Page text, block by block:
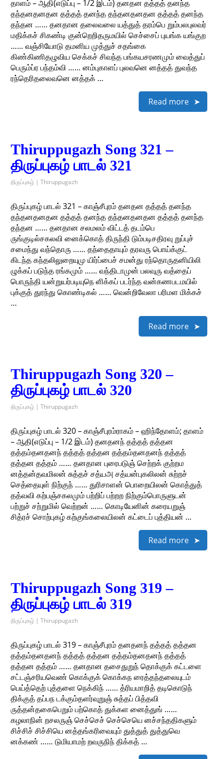
தாளம் – ஆதி(எடுப்பு – 1/2 இடம்) தனதன தத்தத் தனந்த
தந்தனதனதன தத்தத் தனந்த தந்தனதனதன தத்தத் தனந்த
தந்தன …… தனதான தலைவலை யத்துத் தரம்பெ றும்பலபுலவர்
மதிக்கச் சிகண்டி குன்றெறிதருமயில் செச்சைப் புயங்க யங்குற
…… வஞ்சியோடு தமனிய முத்துச் சதங்கை
கிண்கிணிதழுவிய செக்கச் சிவந்த பங்கயசரணமும் வைத்துப்
பெரும்ப்ர பந்தம்வி …… னம்புகாளப் புலவனெ னத்தத் துவந்த
ரந்தெரிதலைவனெ னத்தக் …
Read more
Thiruppugazh Song 321 –
திருப்புகழ் பாடல் 321
திருப்புகழ் | Thiruppugazh
திருப்புகழ் பாடல் 321 – காஞ்சீபுரம் தனதன தத்தத் தனந்த
தந்தனதனதன தத்தத் தனந்த தந்தனதனதன தத்தத் தனந்த
தந்தன …… தனதான சலமலம் விட்டத் தடம்பெ
ருங்குடில்சகலவி னைக்கொத் திருந்தி டும்படிசதிரவு றுப்புச்
சமைந்து வந்தொரு …… தந்தைதாயும் தரவரு பொய்க்குட்
கிடந்த கந்தலிலுறையுமு யிர்ப்பைச் சமன்து ரந்தொருதனியிலி
ழுக்கப் படுந்த ரங்கமும் …… வந்திடாமுன் பலவுரு வத்தைப்
பொருந்தி யன்றுயர்படியுநெ ளிக்கப் படர்ந்த வன்கணபடமயில்
புக்குத் துரந்து கொண்டிகல் …… வென்றிவேலா பரிமள மிக்கச்
…
Read more
Thiruppugazh Song 320 –
திருப்புகழ் பாடல் 320
திருப்புகழ் | Thiruppugazh
திருப்புகழ் பாடல் 320 – காஞ்சீபுரம்ராகம் – ஹிந்தோளம்; தாளம்
– ஆதி(எடுப்பு – 1/2 இடம்) தனதனந் தத்தத் தத்தன
தத்தம்தனதனந் தத்தத் தத்தன தத்தம்தனதனந் தத்தத்
தத்தன தத்தம் …… தனதான புரைபடுஞ் செற்றக் குற்றம
னத்தன்தவமிலன் சுத்தச் சத்யஅ சத்யன்புகலிலன் சுற்றச்
செத்தையுள் நிற்குந் …… துரிசாளன் பொறையிலன் கொத்துத்
தத்வவி கற்பஞ்சகலமும் பற்றிப் பற்றற நிற்கும்பொருளுடன்
பற்றுச் சற்றுமில் வெற்றன் …… கொடியேனின் கரையறுஞ்
சித்ரச் சொற்புகழ் கற்குங்கலையிலன் கட்டைப் புத்தியன் …
Read more
Thiruppugazh Song 319 –
திருப்புகழ் பாடல் 319
திருப்புகழ் | Thiruppugazh
திருப்புகழ் பாடல் 319 – காஞ்சீபுரம் தனதனந் தத்தத் தத்தன
தத்தம்தனதனந் தத்தத் தத்தன தத்தம்தனதனந் தத்தத்
தத்தன தத்தம் …… தனதான தசைதுறுந் தொக்குக் கட்டளை
சட்டஞ்சரியவெண் கொக்குக் கொக்கந ரைத்தந்தலையுடம்
பெய்த்தெற் புத்தளை நெக்கிந் …… த்ரியமாறித் தடிகொடுந்
திக்குத் தப்பந டக்கும்தளர்வுறுஞ் சுத்தப் பித்தவி
ருத்தன்தகைபெறும் பற்கொத் துக்கள னைத்துங் ……
கழலாநின் றசலருஞ் செச்செச் செச்செயெ னச்சந்ததிகளும்
சிச்சிச் சிச்சியெ னத்தங்கரிவையும் துத்துத் துத்துவெ
னக்கண் …… டுமியாமற் றவருநிந் திக்கத் …